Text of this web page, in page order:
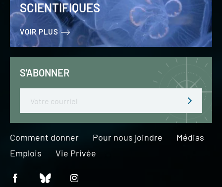
SCIENTIFIQUES
VOIR PLUS
S'ABONNER
Comment donner Pour nous joindre
Médias
Emplois
Vie Privée